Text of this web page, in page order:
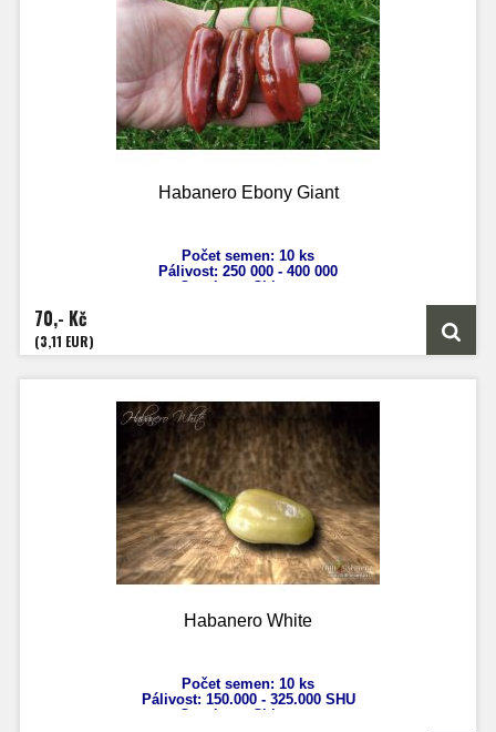
Habanero Ebony Giant
Počet semen: 10 ks
Pálivost: 250 000 - 400 000
Capsicum Chinense
70,- Kč
(3,11 EUR)
Habanero White
Počet semen: 10 ks
Pálivost: 150.000 - 325.000 SHU
Capsicum Chinense